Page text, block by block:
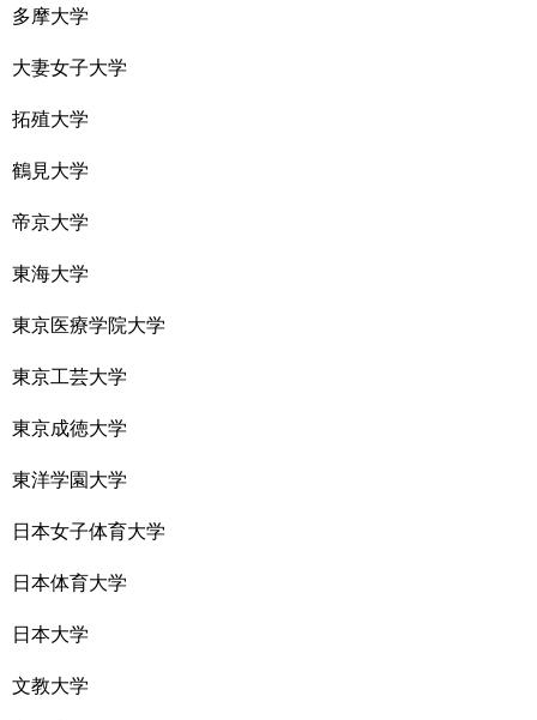
多摩大学
大妻女子大学
拓殖大学
鶴見大学
帝京大学
東海大学
東京医療学院大学
東京工芸大学
東京成徳大学
東洋学園大学
日本女子体育大学
日本体育大学
日本大学
文教大学